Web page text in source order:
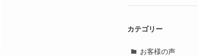
カテゴリー
お客様の声